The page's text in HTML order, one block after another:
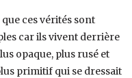
ces vérités sont
car ils vivent derrière
opaque, plus rusé et
primitif qui se dressait